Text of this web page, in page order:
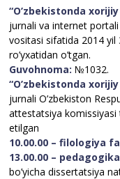
“O’zbekistonda
jurnali va internet
vositasi sifatida 2014 yil
ro’yxatidan o’tgan.
Guvohnoma: №1032.
“O’zbekistonda
jurnali O’zbekiston
attestatsiya
etilgan
10.00.00 – filologiya
13.00.00 –
bo’yicha dissertatsiya